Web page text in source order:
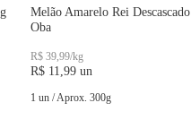
Melão Amarelo Rei Descascado
Oba
R$ 39,99/kg
R$ 11,99 un
1 un /Aprox. 300g